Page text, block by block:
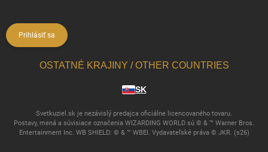
Prihlásiť sa
OSTATNÉ KRAJINY / OTHER COUNTRIES
SK
Svetkuziel.sk je nezávislý predajca oficiálne licencovaného tovaru.
Postavy, mená a súvisiace označenia WIZARDING WORLD sú © & ™ Warner Bros.
Entertainment Inc. WB SHIELD: © & ™ WBEI. Vydavateľské práva © JKR. (s26)